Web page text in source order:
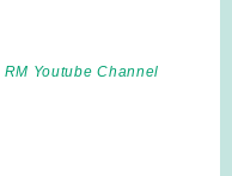
RM Youtube Channel